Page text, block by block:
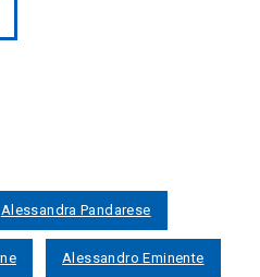
Alessandra Pandarese
Alessandro Eminente